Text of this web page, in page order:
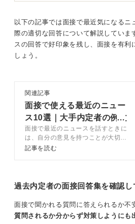
にくく、ニュースの概要、なぜ注
や学びという構成が基本になりま
多角的な思考で社会への関心を示
る必要はありませんが、可能であ
そう、自分の価値観や問題意識と
いです。
たとえば業界ニュース、技術動向
課題などは汎用性が高く話を広げ
また専門的すぎるニュースや強い
は、意見の対立を生みやすいため
ます。
以下の記事では面接で最近気になるニ
際の適切な回答について解説していま
スの回答で好印象を残し、面接を有利
しょう。
関連記事
面接で使える最近のニュー
ス10選｜大手内定者の例文
付き
面接で最近のニュースを話すときに
は、自分の意見を持つことが大切で
す。最近のニュースについての回答
るので、面接を突破する手掛かりに
記事を読む
過去内定者の面接回答集を確認し
面接で聞かれる質問に答えられるか不
質問されるか分からず対策しようにも